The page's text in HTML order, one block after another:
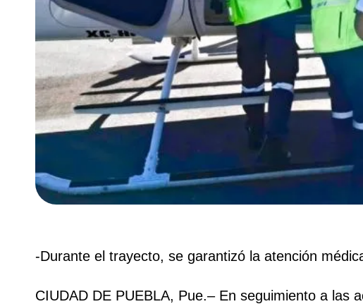
-Durante el trayecto, se garantizó la atención
CIUDAD DE PUEBLA, Pue.– En seguimiento a las